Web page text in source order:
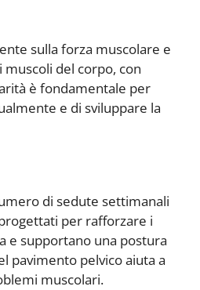
sulla forza muscolare e
muscoli del corpo, con
è fondamentale per
e di sviluppare la
di sedute settimanali
per rafforzare i
e supportano una postura
pavimento pelvico aiuta a
muscolari.